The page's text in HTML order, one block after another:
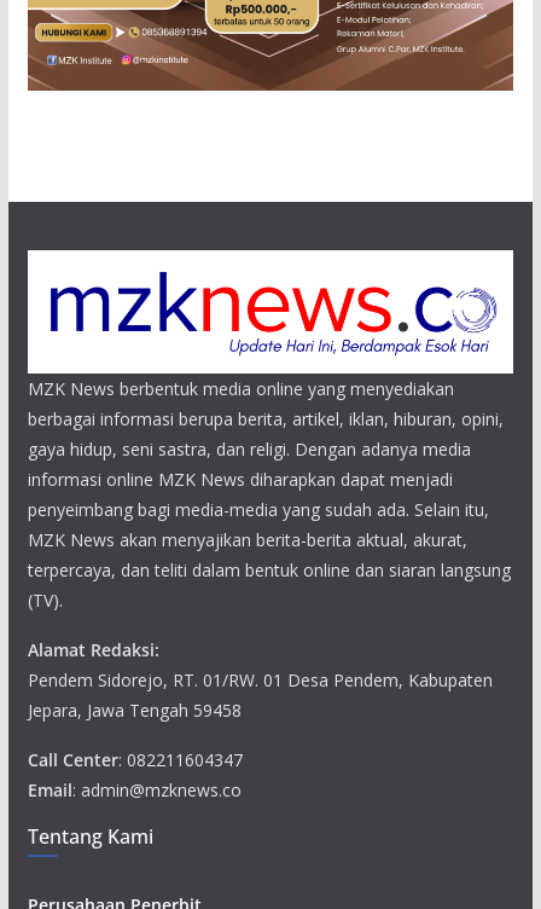
MZK News berbentuk media online yang menyediakan
berbagai informasi berupa berita, artikel, iklan, hiburan, opini,
gaya hidup, seni sastra, dan religi. Dengan adanya media
informasi online MZK News diharapkan dapat menjadi
penyeimbang bagi media-media yang sudah ada. Selain itu,
MZK News akan menyajikan berita-berita aktual, akurat,
terpercaya, dan teliti dalam bentuk online dan siaran langsung
(TV).
Alamat Redaksi:
Pendem Sidorejo, RT. 01/RW. 01 Desa Pendem, Kabupaten
Jepara, Jawa Tengah 59458
Call Center: 082211604347
Email: admin@mzknews.co
Tentang Kami